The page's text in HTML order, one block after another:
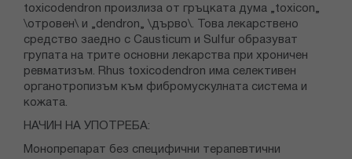
toxicodendron произлиза от гръцката дума „toxicon„
\отровен\ и „dendron„ \дърво\. Това лекарствено
средство заедно с Causticum и Sulfur образуват
групата на трите основни лекарства при хроничен
ревматизъм. Rhus toxicodendron има селективен
органотропизъм към фибромускулната система и
кожата.
НАЧИН НА УПОТРЕБА:
Монопрепарат без специфични терапевтични